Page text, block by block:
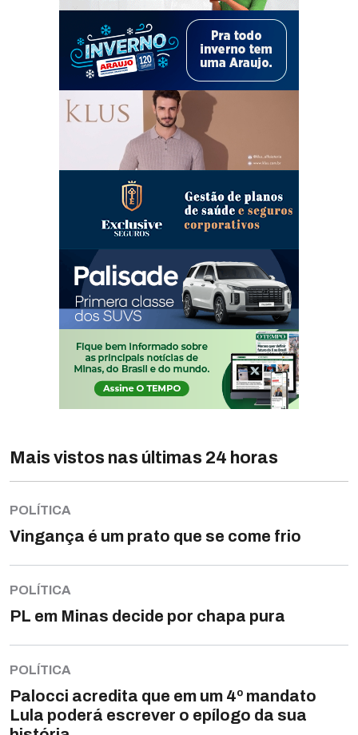
Mais vistos nas últimas 24 horas
POLÍTICA
Vingança é um prato que se come frio
POLÍTICA
PL em Minas decide por chapa pura
POLÍTICA
Palocci acredita que em um 4º mandato
Lula poderá escrever o epílogo da sua